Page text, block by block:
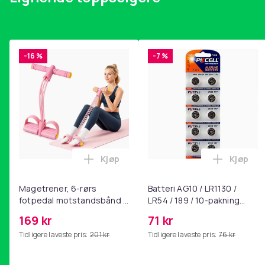
Haba Trading B.V.
Mary Kingsleystraat 1 5928SK Venlo The Netherlands
[email protected]
Størrelse
Artikkel nr.
Produktsikkerhetsinformasjon
-16 %
Magetrener, 6-rørs
fotpedal motstandsbånd -
yoga og
hjemmegymnastikk Pink
169 kr
Tidligere laveste pris: 201 kr
Legg Magetrener, 6-rørs fotpedal
Kjøp
-7 %
Batteri AG10 / LR1130 /
LR54 / 189 / 10-pakning
71 kr
Tidligere laveste pris: 76 kr
Legg
Kjøp